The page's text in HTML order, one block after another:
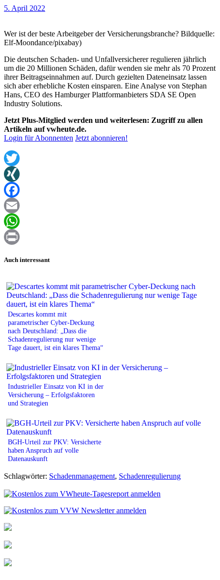
5. April 2022
Wer ist der beste Arbeitgeber der Versicherungsbranche? Bildquelle:
Elf-Moondance/pixabay)
Die deutschen Schaden- und Unfallversicherer regulieren jährlich
um die 20 Millionen Schäden, dafür wenden sie mehr als 70 Prozent
ihrer Beitragseinnahmen auf. Durch gezielten Dateneinsatz lassen
sich aber erhebliche Kosten einsparen. Eine Analyse von Stephan
Hans, CEO des Hamburger Plattformanbieters SDA SE Open
Industry Solutions.
Jetzt Plus-Mitglied werden und weiterlesen: Zugriff zu allen
Artikeln auf vwheute.de.
Login für Abonnenten Jetzt abonnieren!
Twitter
XING
Facebook
Email
WhatsApp
Auch interessant
Descartes kommt mit
parametrischer Cyber-Deckung
nach Deutschland: „Dass die
Schadenregulierung nur wenige
Tage dauert, ist ein klares Thema“
Industrieller Einsatz von KI in der
Versicherung – Erfolgsfaktoren
und Strategien
BGH-Urteil zur PKV: Versicherte
haben Anspruch auf volle
Datenauskunft
Schlagwörter: Schadenmanagement, Schadenregulierung